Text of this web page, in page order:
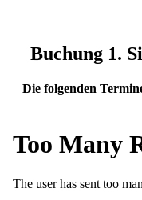
Buchung 1.
Die folgenden